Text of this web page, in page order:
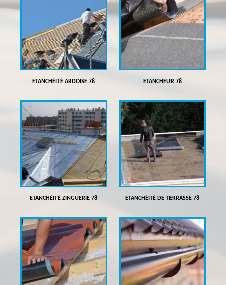
ETANCHÉITÉ ARDOISE 78 ETANCHEUR 78
ETANCHÉITÉ ZINGUERIE 78 ETANCHÉITÉ DE TERRASSE 78